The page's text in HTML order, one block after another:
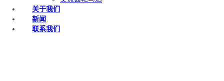
关于我们
新闻
联系我们